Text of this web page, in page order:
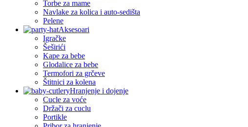
Torbe za mame
Navlake za kolica i auto-sedišta
Pelene
Aksesoari
Igračke
Šeširići
Kape za bebe
Glodalice za bebe
Termofori za grčeve
Štitnici za kolena
Hranjenje i dojenje
Cucle za voće
Držači za cuclu
Portikle